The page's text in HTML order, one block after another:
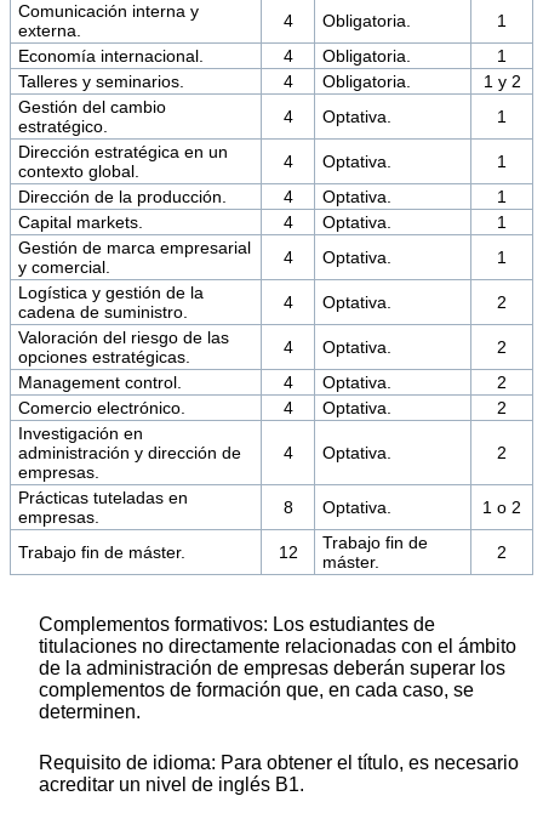
Comunicación interna y
externa.
4 Obligatoria.
1
Economía internacional.
4 Obligatoria.
1
Talleres y seminarios.
4 Obligatoria.
1 y 2
Gestión del cambio
estratégico.
4 Optativa.
1
Dirección estratégica en un
contexto global.
4 Optativa.
1
Dirección de la producción.
4 Optativa.
1
Capital markets.
4 Optativa.
1
Gestión de marca empresarial
y comercial.
4 Optativa.
1
Logística y gestión de la
cadena de suministro.
4 Optativa.
2
Valoración del riesgo de las
opciones estratégicas.
4 Optativa.
2
Management control.
4 Optativa.
2
Comercio electrónico.
4 Optativa.
2
Investigación en
administración y dirección de
empresas.
4 Optativa. 2
Prácticas tuteladas en
empresas.
8 Optativa. 1 o 2
Trabajo fin de máster. 12
Trabajo fin de
máster.
2
Complementos formativos: Los estudiantes de
titulaciones no directamente relacionadas con el ámbito
de la administración de empresas deberán superar los
complementos de formación que, en cada caso, se
determinen.
Requisito de idioma: Para obtener el título, es necesario
acreditar un nivel de inglés B1.